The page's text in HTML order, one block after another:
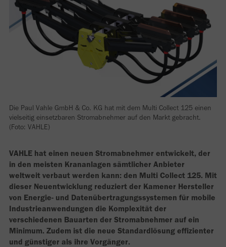
Die Paul Vahle GmbH & Co. KG hat mit dem Multi Collect 125 einen
vielseitig einsetzbaren Stromabnehmer auf den Markt gebracht.
(Foto: VAHLE)
VAHLE hat einen neuen Stromabnehmer entwickelt, der
in den meisten Krananlagen sämtlicher Anbieter
weltweit verbaut werden kann: den Multi Collect 125. Mit
dieser Neuentwicklung reduziert der Kamener Hersteller
von Energie- und Datenübertragungssystemen für mobile
Industrieanwendungen die Komplexität der
verschiedenen Bauarten der Stromabnehmer auf ein
Minimum. Zudem ist die neue Standardlösung effizienter
und günstiger als ihre Vorgänger.